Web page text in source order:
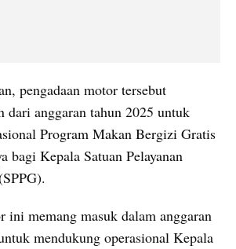
pengadaan motor tersebut
dari anggaran tahun 2025 untuk
Program Makan Bergizi Gratis
bagi Kepala Satuan Pelayanan
ini memang masuk dalam anggaran
mendukung operasional Kepala